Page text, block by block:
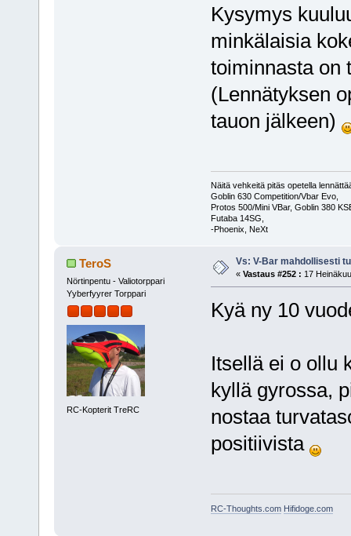
Kysymys
minkälaisia
toiminnasta on
(Lennätyksen
tauon jälkeen)
Näitä vehkeitä pitäs opetella
Goblin 630 Competition/Vbar Evo,
Protos 500/Mini VBar, Goblin 380
Futaba 14SG,
-Phoenix, NeXt
TeroS
Nörtinpentu - Valiotorppari
Yyberfyyrer Torppari
RC-Kopterit TreRC
Vs: V-Bar mahdollisesti
« Vastaus #252 : 17
Kyä ny 10
Itsellä ei o ollu
kyllä gyrossa,
nostaa
positiivista
RC-Thoughts.com Hifidoge.com